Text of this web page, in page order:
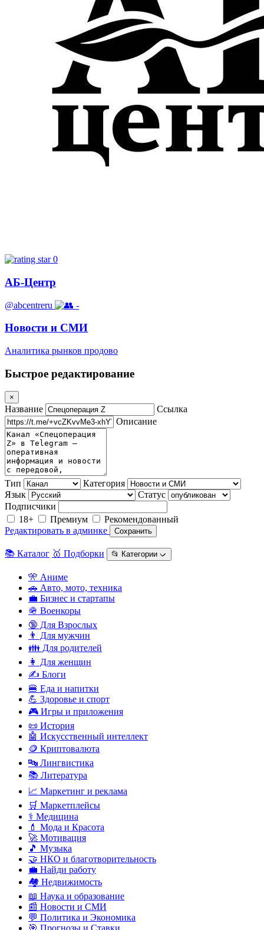
0
АБ-Центр
@abcentreru -
Новости и СМИ
Аналитика рынков продово
Быстрое редактирование
×
Название
Ссылка
Описание
Тип
Категория
Язык
Статус
Подписчики
18+
Премиум
Рекомендованный
Редактировать в админке
Сохранить
📚 Каталог 🥇 Подборки 📂 Категории ᨆ
🎌 Аниме
🚗 Авто, мото, техника
💼 Бизнес и стартапы
🪖 Военкоры
🔞 Для Взрослых
👨 Для мужчин
👪 Для родителей
👩 Для женщин
✍️ Блоги
🍔 Еда и напитки
💪 Здоровье и спорт
🎮 Игры и приложения
📜 История
🤖 Искусственный интеллект
🪙 Криптовалюта
🔤 Лингвистика
📚 Литература
📈 Маркетинг и реклама
🛒 Маркетплейсы
⚕️ Медицина
💄 Мода и Красота
🚀 Мотивация
🎵 Музыка
🤝 НКО и благотворительность
💼 Найди работу
🏘️ Недвижимость
📖 Наука и образование
📰 Новости и СМИ
💬 Политика и Экономика